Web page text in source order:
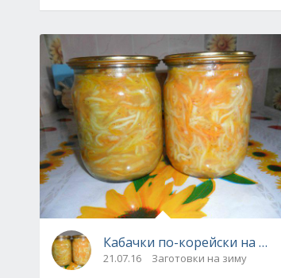
Кабачки по-корейски на зиму
21.07.16 Заготовки на зиму